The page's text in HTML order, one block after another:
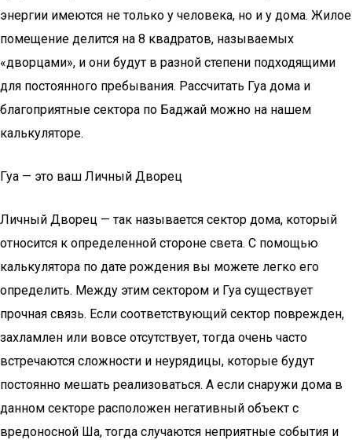
энергии имеются не только у человека, но и у дома. Жилое
помещение делится на 8 квадратов, называемых
«дворцами», и они будут в разной степени подходящими
для постоянного пребывания. Рассчитать Гуа дома и
благоприятные сектора по Баджай можно на нашем
калькуляторе.
Гуа — это ваш Личный Дворец
Личный Дворец — так называется сектор дома, который
относится к определенной стороне света. С помощью
калькулятора по дате рождения вы можете легко его
определить. Между этим сектором и Гуа существует
прочная связь. Если соответствующий сектор поврежден,
захламлен или вовсе отсутствует, тогда очень часто
встречаются сложности и неурядицы, которые будут
постоянно мешать реализоваться. А если снаружи дома в
данном секторе расположен негативный объект с
вредоносной Ша, тогда случаются неприятные события и